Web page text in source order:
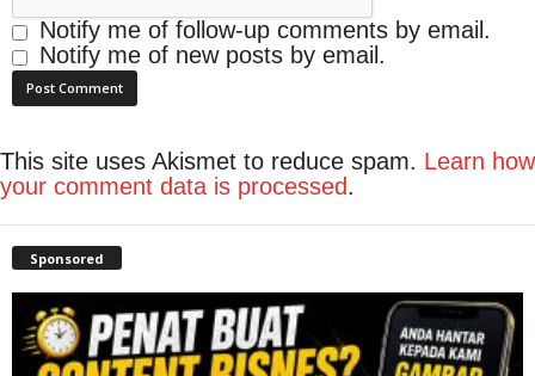
Notify me of follow-up comments by email.
Notify me of new posts by email.
This site uses Akismet to reduce spam. Learn how
your comment data is processed.
Sponsored